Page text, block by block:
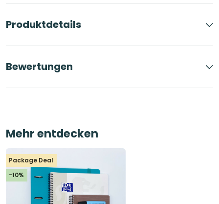
Menge
Produktdetails
Bewertungen
Mehr entdecken
Package Deal
-10%